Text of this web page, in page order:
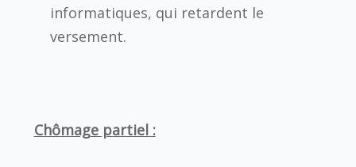
informatiques, qui retardent le
versement.
Chômage partiel :